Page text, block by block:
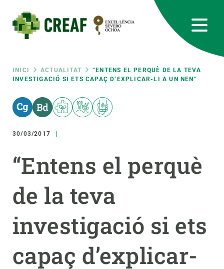
contingut
Fil
d'ariadna
INICI ACTUALITAT
“ENTENS EL PERQUÈ DE LA TEVA
INVESTIGACIÓ SI ETS CAPAÇ D’EXPLICAR-LI A UN NEN”
30/03/2017
“Entens el perquè
de la teva
investigació si ets
capaç d’explicar-
RRSS
Featured
responsive
INTRANET
Responsive
menu
CIÈNCIA EN ACCIÓ
UNEIX-TE A NOSALTRES